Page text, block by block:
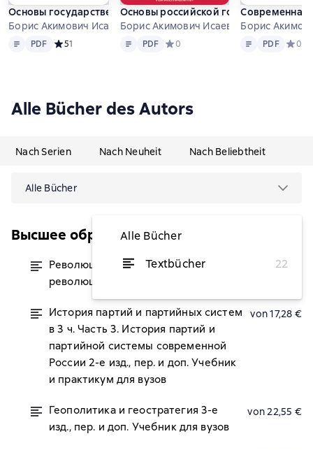
Основы государственной политики в межэтнических и
Борис Акимович Исаев u.a.
Text PDF
PDF Средний рейтинг 5 на основе 1 оценок
51
Основы российской
Борис Акимович Исаев
Text PDF
PDF Средний рейтинг 0 на основе 0
0
Современная
Борис
Text PDF
PDF 0
Alle Bücher des Autors
Nach Serien Nach Neuheit Nach Beliebtheit
Alle Bücher
Alle Bücher
Textbücher
22
Высшее образование
Революциология: общая теория
революций. Учебник для вузов
von 18,13 €
История партий и партийных систем
в 3 ч. Часть 3. История партий и
партийной системы современной
России 2-е изд., пер. и доп. Учебник
и практикум для вузов
von 17,28 €
Геополитика и геостратегия 3-е
изд., пер. и доп. Учебник для вузов
von 22,55 €